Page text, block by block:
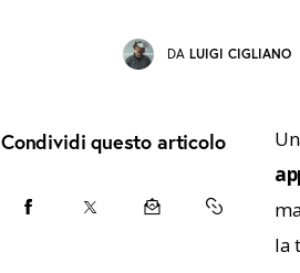
DA LUIGI CIGLIANO
Condividi questo articolo
CONDIVIDICONDIVIDICONDIVIDICOPY
la